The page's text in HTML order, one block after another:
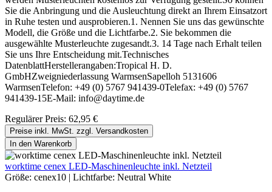
Sie die Anbringung und die Ausleuchtung direkt an Ihrem Einsatzort
in Ruhe testen und ausprobieren.1. Nennen Sie uns das gewünschte
Modell, die Größe und die Lichtfarbe.2. Sie bekommen die
ausgewählte Musterleuchte zugesandt.3. 14 Tage nach Erhalt teilen
Sie uns Ihre Entscheidung mit.Technisches
DatenblattHerstellerangaben:Tropical H. D.
GmbHZweigniederlassung WarmsenSapelloh 5131606
WarmsenTelefon: +49 (0) 5767 941439-0Telefax: +49 (0) 5767
941439-15E-Mail: info@daytime.de
Regulärer Preis: 62,95 €
Preise inkl. MwSt. zzgl. Versandkosten
In den Warenkorb
worktime cenex LED-Maschinenleuchte inkl. Netzteil
Größe: cenex10 | Lichtfarbe: Neutral White